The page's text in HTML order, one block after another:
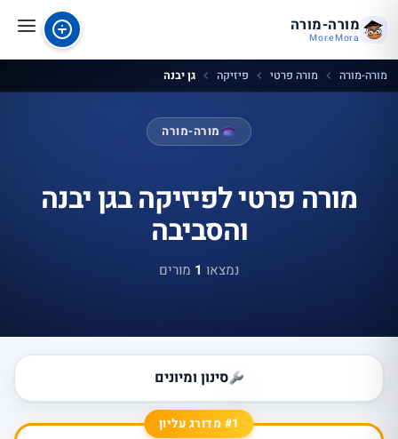
מורה-מורה
MoreMora
מורה-מורה מורה פרטי פיזיקה גן יבנה
מורה-מורה
מורה פרטי לפיזיקה בגן יבנה
והסביבה
נמצאו 1 מורים
סינון ומיונים
#1 מדורג עליון